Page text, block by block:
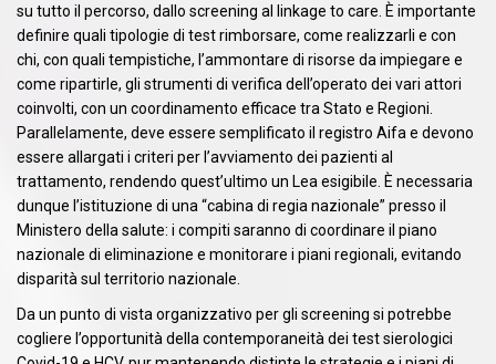
su tutto il percorso, dallo screening al linkage to care. È importante
definire quali tipologie di test rimborsare, come realizzarli e con
chi, con quali tempistiche, l’ammontare di risorse da impiegare e
come ripartirle, gli strumenti di verifica dell’operato dei vari attori
coinvolti, con un coordinamento efficace tra Stato e Regioni.
Parallelamente, deve essere semplificato il registro Aifa e devono
essere allargati i criteri per l’avviamento dei pazienti al
trattamento, rendendo quest’ultimo un Lea esigibile. È necessaria
dunque l’istituzione di una “cabina di regia nazionale” presso il
Ministero della salute: i compiti saranno di coordinare il piano
nazionale di eliminazione e monitorare i piani regionali, evitando
disparità sul territorio nazionale.
Da un punto di vista organizzativo per gli screening si potrebbe
cogliere l’opportunità della contemporaneità dei test sierologici